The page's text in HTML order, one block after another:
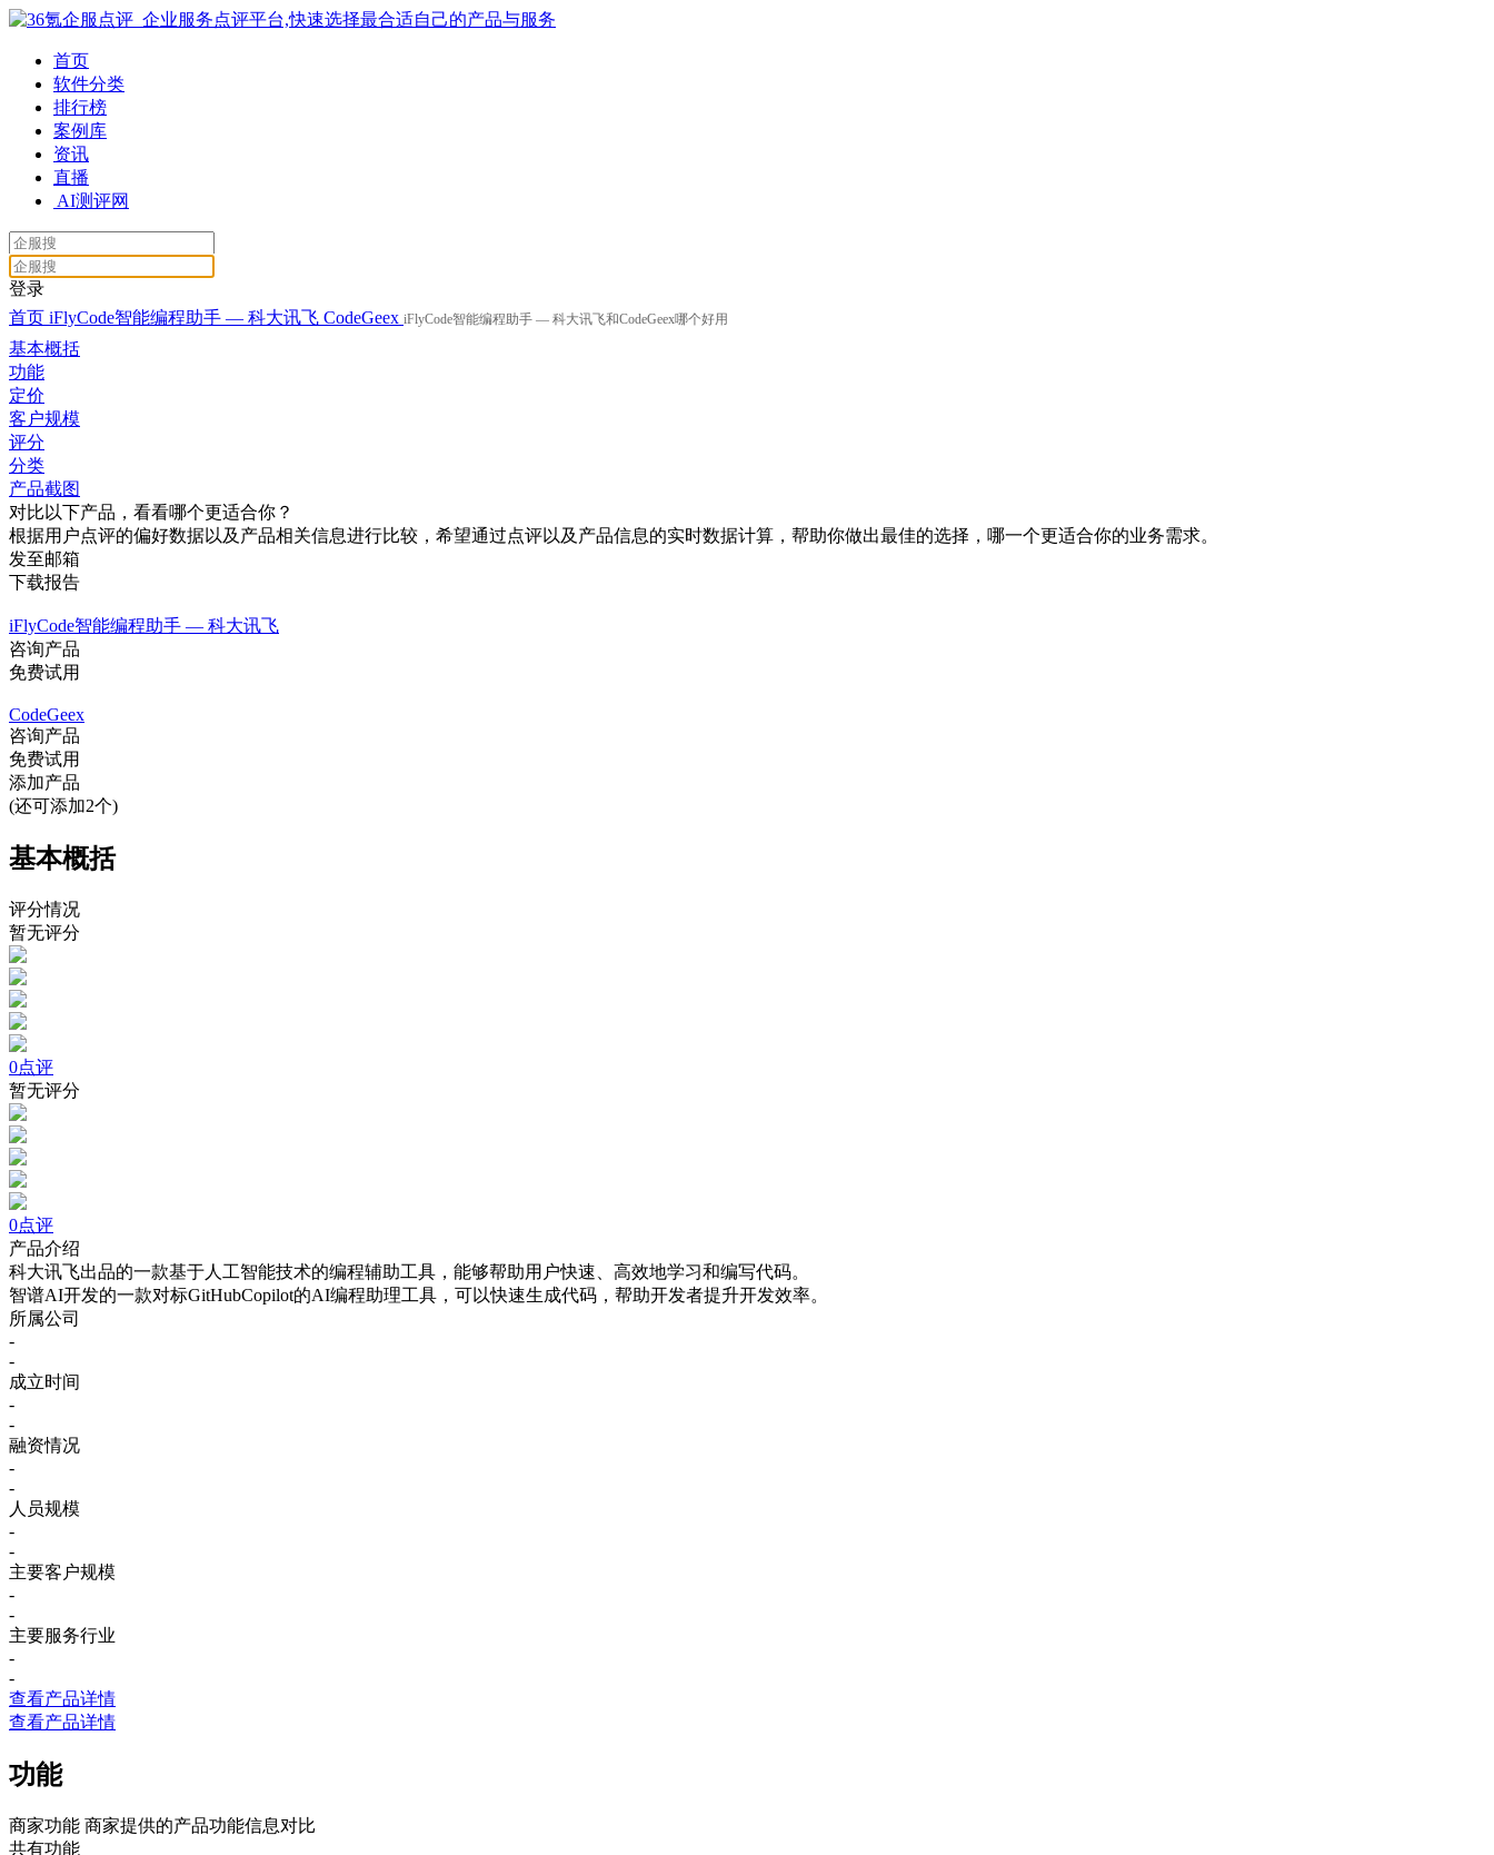
首页
软件分类
排行榜
案例库
资讯
直播
AI测评网
登录
首页 iFlyCode智能编程助手 — 科大讯飞 CodeGeex iFlyCode智能编程助手 — 科大讯飞和CodeGeex哪个好用
基本概括
功能
定价
客户规模
评分
分类
产品截图
对比以下产品，看看哪个更适合你？
根据用户点评的偏好数据以及产品相关信息进行比较，希望通过点评以及产品信息的实时数据计算，帮助你做出最佳的选择，哪一个更适合你的业务需求。
发至邮箱
下载报告
iFlyCode智能编程助手 — 科大讯飞
咨询产品
免费试用
CodeGeex
咨询产品
免费试用
添加产品
(还可添加2个)
基本概括
评分情况
暂无评分
0点评
暂无评分
0点评
产品介绍
科大讯飞出品的一款基于人工智能技术的编程辅助工具，能够帮助用户快速、高效地学习和编写代码。
智谱AI开发的一款对标GitHubCopilot的AI编程助理工具，可以快速生成代码，帮助开发者提升开发效率。
所属公司
-
-
成立时间
-
-
融资情况
-
-
人员规模
-
-
主要客户规模
-
-
主要服务行业
-
-
查看产品详情
查看产品详情
功能
商家功能 商家提供的产品功能信息对比
共有功能